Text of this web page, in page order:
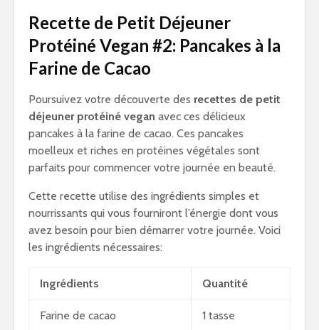
Recette de Petit Déjeuner
Protéiné Vegan #2: Pancakes à la
Farine de Cacao
Poursuivez votre découverte des recettes de petit
déjeuner protéiné vegan avec ces délicieux
pancakes à la farine de cacao. Ces pancakes
moelleux et riches en protéines végétales sont
parfaits pour commencer votre journée en beauté.
Cette recette utilise des ingrédients simples et
nourrissants qui vous fourniront l’énergie dont vous
avez besoin pour bien démarrer votre journée. Voici
les ingrédients nécessaires:
Ingrédients Quantité
Farine de cacao 1 tasse